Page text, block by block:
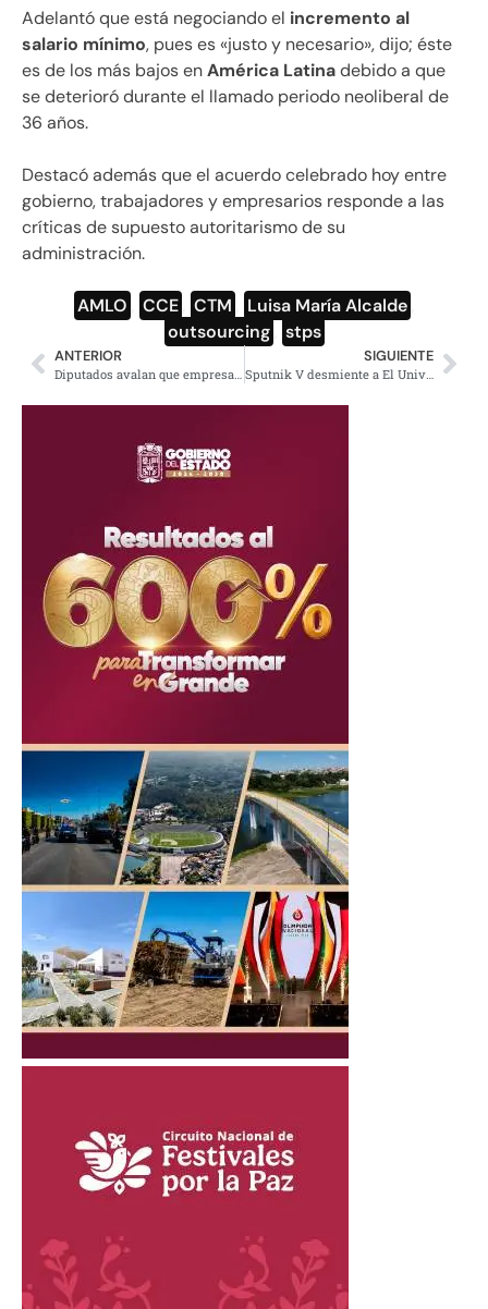
Adelantó que está negociando el incremento al
salario mínimo, pues es «justo y necesario», dijo; éste
es de los más bajos enAmérica Latinadebido a que
se deterioró durante el llamado periodo neoliberal de
36 años.
Destacó además que el acuerdo celebrado hoy entre
gobierno, trabajadores y empresarios responde a las
críticas de supuesto autoritarismo de su
administración.
AMLO CCE CTM Luisa María Alcalde
outsourcing
stps
ANTERIOR SIGUIENTE
Sputnik V desmiente a El Universal; fake news los 42 días de abstinencia